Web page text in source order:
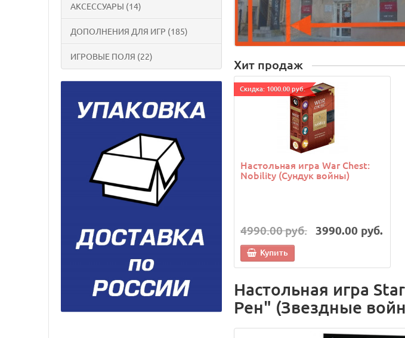
АКСЕССУАРЫ (14)
ДОПОЛНЕНИЯ ДЛЯ ИГР (185)
ИГРОВЫЕ ПОЛЯ (22)
Хит продаж
Cкидка: 1000.00 руб.
Настольная игра War Chest:
Nobility (Сундук войны)
4990.00 руб. 3990.00 руб.
Купить
Настольная игра
Рен" (Звездные